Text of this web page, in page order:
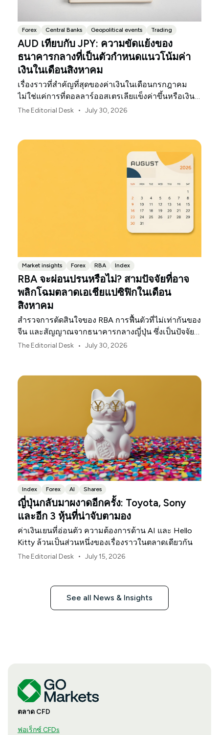
Forex Central Banks Geopolitical events Trading
AUD เทียบกับ JPY: ความขัดแย้งของ
ธนาคารกลางที่เป็นตัวกำหนดแนวโน้มค่า
เงินในเดือนสิงหาคม
เรื่องราวที่สำคัญที่สุดของค่าเงินในเดือนกรกฎาคม
ไม่ใช่แค่การที่ดอลลาร์ออสเตรเลียแข็งค่าขึ้นหรือเงิน
เยนของญี่ปุ่นอ่อนค่าลงเท่านั้น
The Editorial Desk • July 30, 2026
Market insights Forex RBA Index
RBA จะผ่อนปรนหรือไม่? สามปัจจัยที่อาจ
พลิกโฉมตลาดเอเชียแปซิฟิกในเดือน
สิงหาคม
สำรวจการตัดสินใจของ RBA การฟื้นตัวที่ไม่เท่ากันของ
จีน และสัญญาณจากธนาคารกลางญี่ปุ่น ซึ่งเป็นปัจจัย
กำหนดทิศทางตลาด ค่าเงิน และความเสี่ยงในภูมิภาค
The Editorial Desk • July 30, 2026
Index Forex AI Shares
ญี่ปุ่นกลับมาผงาดอีกครั้ง: Toyota, Sony
และอีก 3 หุ้นที่น่าจับตามอง
ค่าเงินเยนที่อ่อนตัว ความต้องการด้าน AI และ Hello
Kitty ล้วนเป็นส่วนหนึ่งของเรื่องราวในตลาดเดียวกัน
The Editorial Desk • July 15, 2026
See all News & Insights
ตลาด CFD
ฟอเร็กซ์ CFDs